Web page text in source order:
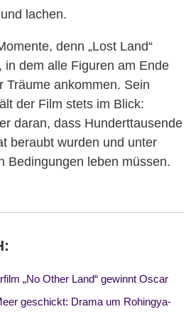
lachen.
denn „Lost Land“
in dem alle Figuren am Ende
Träume ankommen. Sein
der Film stets im Blick:
daran, dass Hunderttausende
beraubt wurden und unter
Bedingungen leben müssen.
„No Other Land“ gewinnt Oscar
geschickt: Drama um Rohingya-